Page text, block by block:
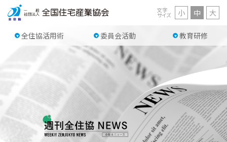
全住協活用術 委員会活動 教育研修
文字
サイズ 小 中 大